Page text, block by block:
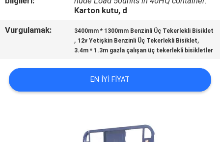
BIZIMLE
HABERLER
Karton kutu, d
Vurgulamak:
3400mm * 1300mm Benzinli Üç Tekerlekli Bisiklet
, 12v Yetişkin Benzinli Üç Tekerlekli Bisiklet,
3.4m * 1.3m gazla çalışan üç tekerlekli bisikletler
EN IYI FIYAT